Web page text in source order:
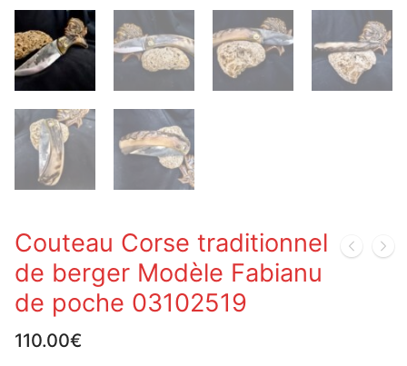
Couteau Corse traditionnel
de berger Modèle Fabianu
de poche 03102519
110.00€